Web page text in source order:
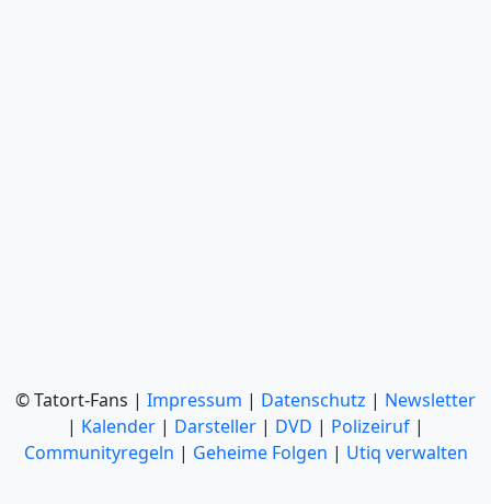
© Tatort-Fans | Impressum | Datenschutz | Newsletter
| Kalender | Darsteller | DVD | Polizeiruf |
Communityregeln | Geheime Folgen | Utiq verwalten